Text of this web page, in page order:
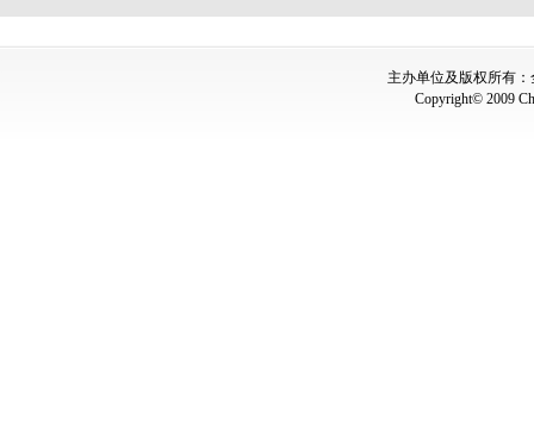
主办单位及版权所有
Copyright© 2009